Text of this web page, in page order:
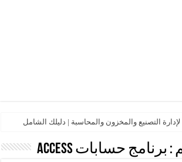
التصنيع والمخزون والمحاسبة | دليلك الشامل
: برنامج حسابات access